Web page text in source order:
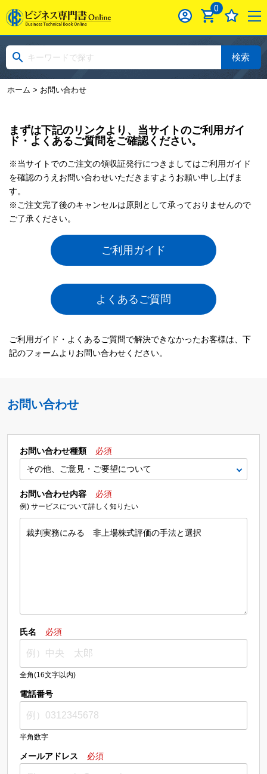
0
検索
ホーム > お問い合わせ
まずは下記のリンクより、当サイトのご利用ガイ
ド・よくあるご質問をご確認ください。
※当サイトでのご注文の領収証発行につきましてはご利用ガイド
を確認のうえお問い合わせいただきますようお願い申し上げま
す。
※ご注文完了後のキャンセルは原則として承っておりませんので
ご了承ください。
ご利用ガイド
よくあるご質問
ご利用ガイド・よくあるご質問で解決できなかったお客様は、下
記のフォームよりお問い合わせください。
お問い合わせ
お問い合わせ種類 必須
お問い合わせ内容 必須
例) サービスについて詳しく知りたい
氏名 必須
全角(16文字以内)
電話番号
半角数字
メールアドレス 必須